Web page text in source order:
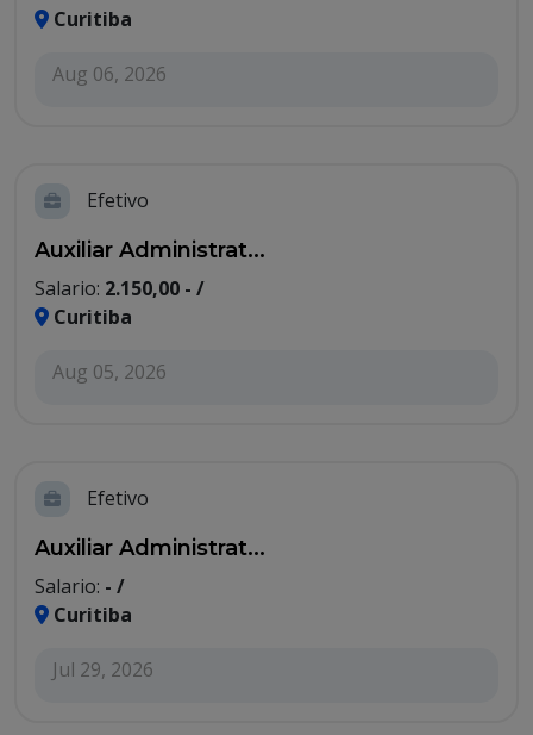
Curitiba
Aug 06, 2026
Efetivo
Auxiliar Administrat...
Salario: 2.150,00 - /
Curitiba
Aug 05, 2026
Efetivo
Auxiliar Administrat...
Salario: - /
Curitiba
Jul 29, 2026